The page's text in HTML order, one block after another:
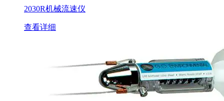
2030R机械流速仪
查看详细